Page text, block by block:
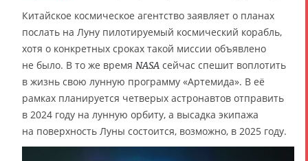
Китайское космическое агентство заявляет о планах
послать на Луну пилотируемый космический корабль,
хотя о конкретных сроках такой миссии объявлено
не было. В то же время NASA сейчас спешит воплотить
в жизнь свою лунную программу «Артемида». В её
рамках планируется четверых астронавтов отправить
в 2024 году на лунную орбиту, а высадка экипажа
на поверхность Луны состоится, возможно, в 2025 году.